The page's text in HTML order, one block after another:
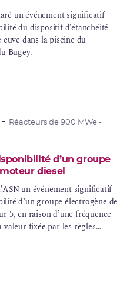
un événement significatif
du dispositif d’étanchéité
dans lapiscine du
Bugey.
Réacteurs de 900 MWe -
d’un groupe
diesel
un événement significatif
d’un groupe électrogène de
5, en raison d’une fréquence
fixée par les règles